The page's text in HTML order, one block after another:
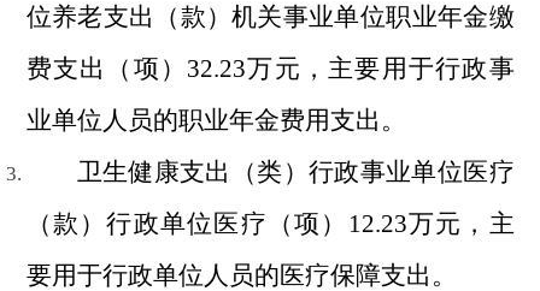
位养老支出（款）机关事业单位职业年金缴
费支出（项）32.23万元，主要用于行政事
业单位人员的职业年金费用支出。
卫生健康支出（类）行政事业单位医疗
（款）行政单位医疗（项）12.23万元，主
要用于行政单位人员的医疗保障支出。